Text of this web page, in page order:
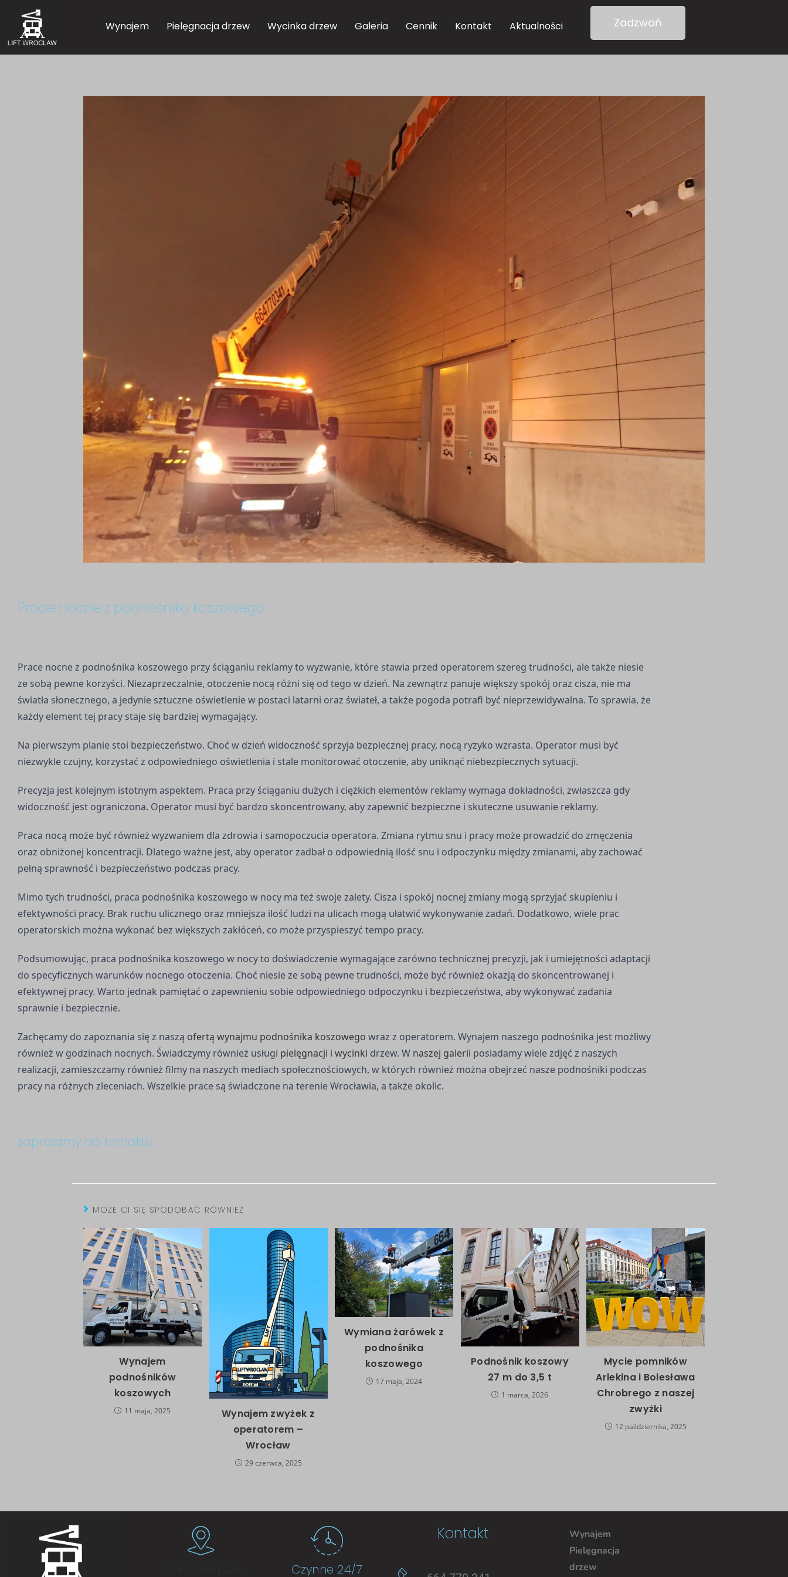
Wynajem Pielęgnacja drzew Wycinka drzew Galeria Cennik Kontakt Aktualności Zadzwoń
Prace nocne z podnośnika koszowego
Prace nocne z podnośnika koszowego przy ściąganiu reklamy to wyzwanie, które stawia przed operatorem szereg trudności, ale także niesie
ze sobą pewne korzyści. Niezaprzeczalnie, otoczenie nocą różni się od tego w dzień. Na zewnątrz panuje większy spokój oraz cisza, nie ma
światła słonecznego, a jedynie sztuczne oświetlenie w postaci latarni oraz świateł, a także pogoda potrafi być nieprzewidywalna. To sprawia, że
każdy element tej pracy staje się bardziej wymagający.
Na pierwszym planie stoi bezpieczeństwo. Choć w dzień widoczność sprzyja bezpiecznej pracy, nocą ryzyko wzrasta. Operator musi być
niezwykle czujny, korzystać z odpowiedniego oświetlenia i stale monitorować otoczenie, aby uniknąć niebezpiecznych sytuacji.
Precyzja jest kolejnym istotnym aspektem. Praca przy ściąganiu dużych i ciężkich elementów reklamy wymaga dokładności, zwłaszcza gdy
widoczność jest ograniczona. Operator musi być bardzo skoncentrowany, aby zapewnić bezpieczne i skuteczne usuwanie reklamy.
Praca nocą może być również wyzwaniem dla zdrowia i samopoczucia operatora. Zmiana rytmu snu i pracy może prowadzić do zmęczenia
oraz obniżonej koncentracji. Dlatego ważne jest, aby operator zadbał o odpowiednią ilość snu i odpoczynku między zmianami, aby zachować
pełną sprawność i bezpieczeństwo podczas pracy.
Mimo tych trudności, praca podnośnika koszowego w nocy ma też swoje zalety. Cisza i spokój nocnej zmiany mogą sprzyjać skupieniu i
efektywności pracy. Brak ruchu ulicznego oraz mniejsza ilość ludzi na ulicach mogą ułatwić wykonywanie zadań. Dodatkowo, wiele prac
operatorskich można wykonać bez większych zakłóceń, co może przyspieszyć tempo pracy.
Podsumowując, praca podnośnika koszowego w nocy to doświadczenie wymagające zarówno technicznej precyzji, jak i umiejętności adaptacji
do specyficznych warunków nocnego otoczenia. Choć niesie ze sobą pewne trudności, może być również okazją do skoncentrowanej i
efektywnej pracy. Warto jednak pamiętać o zapewnieniu sobie odpowiedniego odpoczynku i bezpieczeństwa, aby wykonywać zadania
sprawnie i bezpiecznie.
Zachęcamy do zapoznania się z naszą ofertą wynajmu podnośnika koszowego wraz z operatorem. Wynajem naszego podnośnika jest możliwy
również w godzinach nocnych. Świadczymy również usługi pielęgnacji i wycinki drzew. W naszej galerii posiadamy wiele zdjęć z naszych
realizacji, zamieszczamy również filmy na naszych mediach społecznościowych, w których również można obejrzeć nasze podnośniki podczas
pracy na różnych zleceniach. Wszelkie prace są świadczone na terenie Wrocławia, a także okolic.
zapraszmy do kontaktu!
MOŻE CI SIĘ SPODOBAĆ RÓWNIEŻ
Wynajem
podnośników
koszowych
11 maja, 2025
Wynajem zwyżek z
operatorem –
Wrocław
29 czerwca, 2025
Wymiana żarówek z
podnośnika
koszowego
17 maja, 2024
Podnośnik koszowy
27 m do 3,5 t
1 marca, 2026
Mycie pomników
Arlekina i Bolesława
Chrobrego z naszej
zwyżki
12 października, 2025
Czynne 24/7
Kontakt
Wynajem
Pielęgnacja
drzew